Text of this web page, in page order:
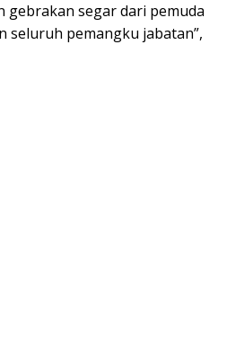
segar dari pemuda
seluruh pemangku jabatan”,